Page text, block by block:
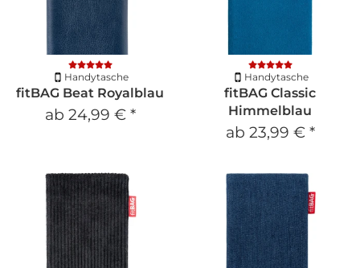
Handytasche
fitBAG Beat Royalblau
ab 24,99 € *
Handytasche
fitBAG Classic
Himmelblau
ab 23,99 € *